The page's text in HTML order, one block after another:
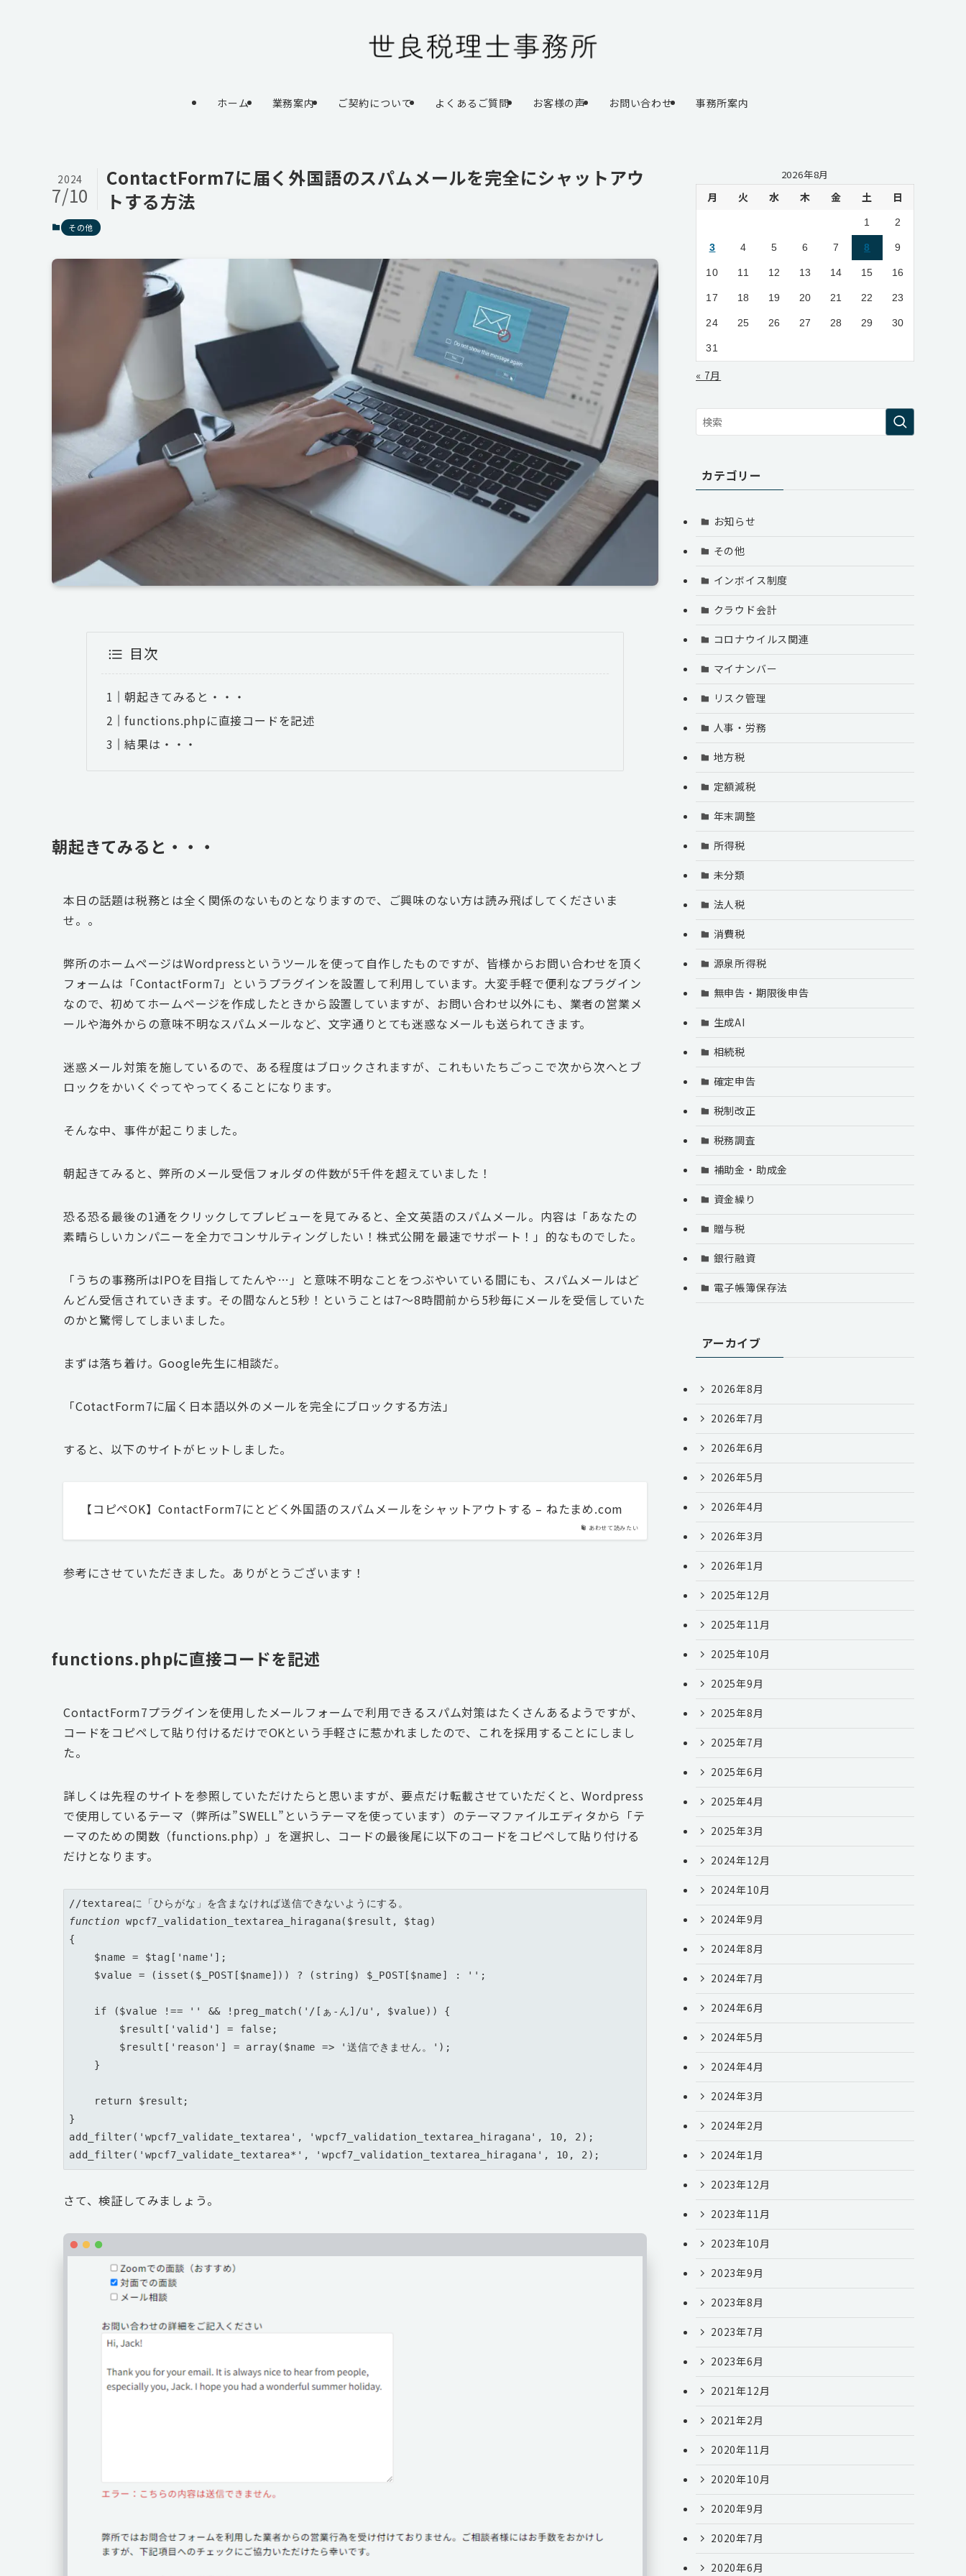
ホーム 業務案内 ご契約について よくあるご質問 お客様の声 お問い合わせ 事務所案内
ContactForm7に届く外国語のスパムメールを完全にシャットアウ
トする方法
2024
7/10
その他
目次
朝起きてみると・・・
functions.phpに直接コードを記述
結果は・・・
朝起きてみると・・・
本日の話題は税務とは全く関係のないものとなりますので、ご興味のない方は読み飛ばしてくださいま
せ。。
弊所のホームページはWordpressというツールを使って自作したものですが、皆様からお問い合わせを頂く
フォームは「ContactForm7」というプラグインを設置して利用しています。大変手軽で便利なプラグイン
なので、初めてホームページを作成したときから設置していますが、お問い合わせ以外にも、業者の営業メ
ールや海外からの意味不明なスパムメールなど、文字通りとても迷惑なメールも送られてきます。
迷惑メール対策を施しているので、ある程度はブロックされますが、これもいたちごっこで次から次へとブ
ロックをかいくぐってやってくることになります。
そんな中、事件が起こりました。
朝起きてみると、弊所のメール受信フォルダの件数が5千件を超えていました！
恐る恐る最後の1通をクリックしてプレビューを見てみると、全文英語のスパムメール。内容は「あなたの
素晴らしいカンパニーを全力でコンサルティングしたい！株式公開を最速でサポート！」的なものでした。
「うちの事務所はIPOを目指してたんや…」と意味不明なことをつぶやいている間にも、スパムメールはど
んどん受信されていきます。その間なんと5秒！ということは7～8時間前から5秒毎にメールを受信していた
のかと驚愕してしまいました。
まずは落ち着け。Google先生に相談だ。
「CotactForm7に届く日本語以外のメールを完全にブロックする方法」
すると、以下のサイトがヒットしました。
あわせて読みたい
【コピペOK】ContactForm7にとどく外国語のスパムメールをシャットアウトする – ねたまめ.com
参考にさせていただきました。ありがとうございます！
functions.phpに直接コードを記述
ContactForm7プラグインを使用したメールフォームで利用できるスパム対策はたくさんあるようですが、
コードをコピペして貼り付けるだけでOKという手軽さに惹かれましたので、これを採用することにしまし
た。
詳しくは先程のサイトを参照していただけたらと思いますが、要点だけ転載させていただくと、Wordpress
で使用しているテーマ（弊所は”SWELL”というテーマを使っています）のテーマファイルエディタから「テ
ーマのための関数（functions.php）」を選択し、コードの最後尾に以下のコードをコピペして貼り付ける
だけとなります。
function wpcf7_validation_textarea_hiragana($result, $tag)
{
}
add_filter('wpcf7_validate_textarea', 'wpcf7_validation_textarea_hiragana', 10, 2);
add_filter('wpcf7_validate_textarea*', 'wpcf7_validation_textarea_hiragana', 10, 2);
さて、検証してみましょう。
2026年8月
月 火 水 木 金 土 日
1 2
3 4 5 6 7 8 9
10 11 12 13 14 15 16
17 18 19 20 21 22 23
24 25 26 27 28 29 30
31
« 7月
カテゴリー
お知らせ
その他
インボイス制度
クラウド会計
コロナウイルス関連
マイナンバー
リスク管理
人事・労務
地方税
定額減税
年末調整
所得税
未分類
法人税
消費税
源泉所得税
無申告・期限後申告
生成AI
相続税
確定申告
税制改正
税務調査
補助金・助成金
資金繰り
贈与税
銀行融資
電子帳簿保存法
アーカイブ
2026年8月
2026年7月
2026年6月
2026年5月
2026年4月
2026年3月
2026年1月
2025年12月
2025年11月
2025年10月
2025年9月
2025年8月
2025年7月
2025年6月
2025年4月
2025年3月
2024年12月
2024年10月
2024年9月
2024年8月
2024年7月
2024年6月
2024年5月
2024年4月
2024年3月
2024年2月
2024年1月
2023年12月
2023年11月
2023年10月
2023年9月
2023年8月
2023年7月
2023年6月
2021年12月
2021年2月
2020年11月
2020年10月
2020年9月
2020年7月
2020年6月